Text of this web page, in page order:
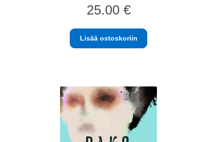
25.00 €
Lisää ostoskoriin